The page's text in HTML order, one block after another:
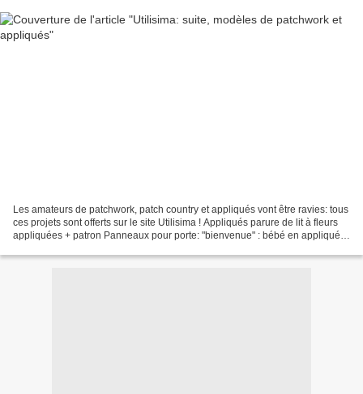
Les amateurs de patchwork, patch country et appliqués vont être ravies: tous
ces projets sont offerts sur le site Utilisima ! Appliqués parure de lit à fleurs
appliquées + patron Panneaux pour porte: "bienvenue" : bébé en appliqués